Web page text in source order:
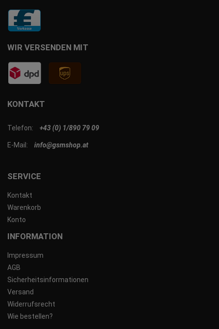
SERVICE
Kontakt
Warenkorb
Konto
INFORMATION
Impressum
AGB
Sicherheitsinformationen
Versand
Widerrufsrecht
Wie bestellen?
KONTAKT
Telefon: +43 (0) 1/890 79 09
E-Mail: info@gsmshop.at
WIR VERSENDEN MIT